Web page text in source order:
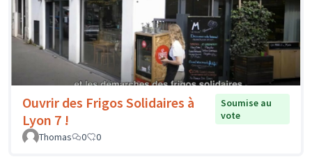
Ouvrir des Frigos Solidaires à
Lyon 7 !
Soumise au
vote
Thomas
0 0